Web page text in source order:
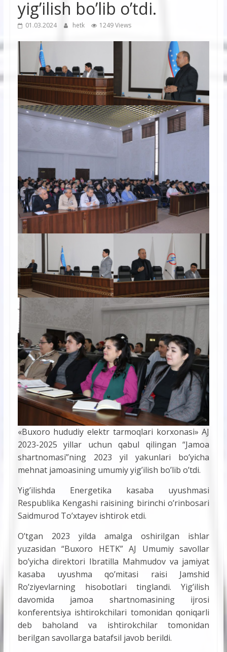
yigʼilish boʼlib oʼtdi.
01.03.2024 hetk 1249 Views
«Buxoro hududiy elektr tarmoqlari korxonasi» АJ
2023-2025 yillar uchun qabul qilingan “Jamoa
shartnomasi”ning 2023 yil yakunlari bo’yicha
mehnat jamoasining umumiy yigʼilish boʼlib oʼtdi.
Yigʼilishda Energetika kasaba uyushmasi
Respublika Kengashi raisining birinchi o’rinbosari
Saidmurod To’xtayev ishtirok etdi.
Oʼtgan 2023 yilda amalga oshirilgan ishlar
yuzasidan “Buxoro HETK” AJ Umumiy savollar
bo’yicha direktori Ibratilla Mahmudov va jamiyat
kasaba uyushma qoʼmitasi raisi Jamshid
Ro’ziyevlarning hisobotlari tinglandi. Yigʼilish
davomida jamoa shartnomasining ijrosi
konferentsiya ishtirokchilari tomonidan qoniqarli
deb baholand va ishtirokchilar tomonidan
berilgan savollarga batafsil javob berildi.